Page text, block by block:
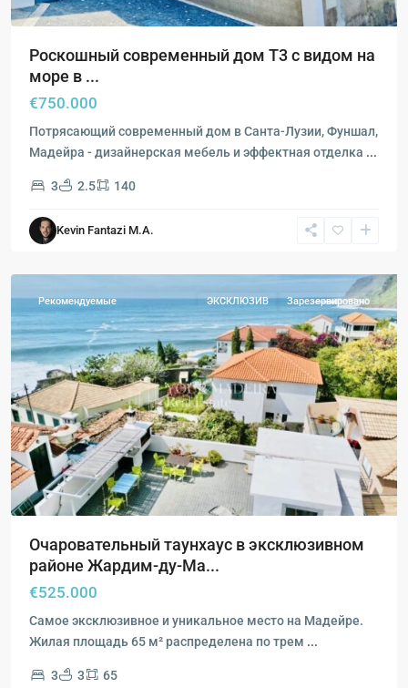
Роскошный современный дом T3 с видом на
море в ...
€750.000
Потрясающий современный дом в Санта-Лузии, Фуншал,
Мадейра - дизайнерская мебель и эффектная отделка ...
3 2.5 140
Kevin Fantazi M.A.
Кальета
Жардим-
ду-
Рекомендуемые ЭКСКЛЮЗИВ Зарезервировано
Очаровательный таунхаус в эксклюзивном
районе Жардим-ду-Ма...
€525.000
Самое эксклюзивное и уникальное место на Мадейре.
Жилая площадь 65 м² распределена по трем ...
3 3 65